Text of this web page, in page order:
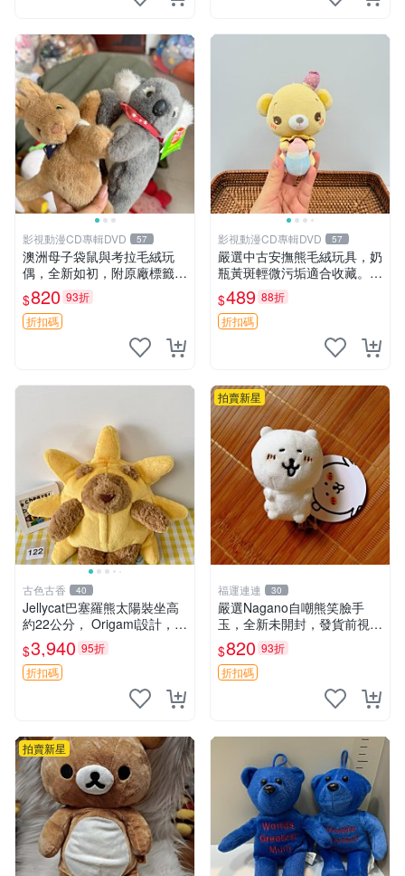
影視動漫CD專輯DVD 57
澳洲母子袋鼠與考拉毛絨玩
偶，全新如初，附原廠標籤，
手感極軟，適合贈送親朋好
友。袋鼠與考拉正版，精緻尺
寸，適合作為收藏或家飾擺
設，增添暖意。 母子、袋
$820 93折
折扣碼
影視動漫CD專輯DVD 57
嚴選中古安撫熊毛絨玩具，奶
瓶黃斑輕微污垢適合收藏。默
認兩日發貨，全國快遞隨機派
送。 成色如圖可放心購買，
輕微瑕疵和臟污不影響使用。
安撫熊 中古玩偶 毛
$489 88折
折扣碼
古色古香 40
Jellycat巴塞羅熊太陽裝坐高
約22公分， Origami設計，來
自越南。嚴選 Recommendat
ion！巴塞羅、 Origami熊、J
elly
$3,940 95折
折扣碼
拍賣新星
福運連連 30
嚴選Nagano自嘲熊笑臉手
玉，全新未開封，發貨前視頻
確認，海南 廣西 貴州 嚴選N
agano自嘲熊笑臉手玉，全新
未開封，發貨前視頻確認，四
$820 93折
折扣碼
拍賣新星